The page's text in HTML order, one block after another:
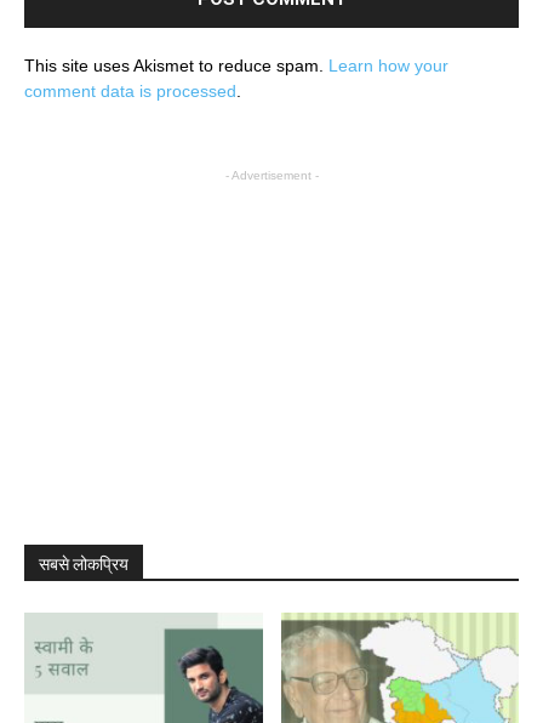
This site uses Akismet to reduce spam. Learn how your
comment data is processed
- Advertisement -
सबसे लोकप्रिय